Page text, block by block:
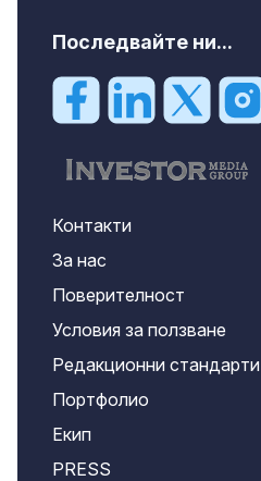
Последвайте ни...
Контакти
За нас
Поверителност
Условия за ползване
Редакционни стандарти
Портфолио
Екип
PRESS